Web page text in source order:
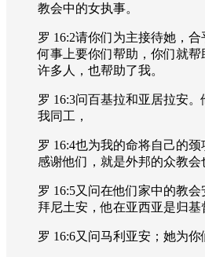
教会中的女执事。
罗 16:2请你们为主接待她，
何事上要你们帮助，你们就
许多人，也帮助了我。
罗 16:3问百基拉和亚居拉安
我同工，
罗 16:4也为我的命将自己的
感谢他们，就是外邦的众教会
罗 16:5又问在他们家中的教
拜尼土安，他在亚西亚是归基
罗 16:6又问马利亚安；她为你